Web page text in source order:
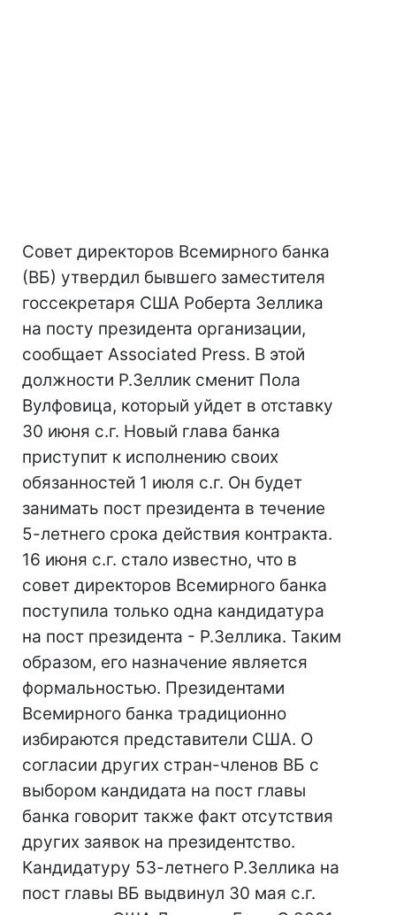
Совет директоров Всемирного банка
(ВБ) утвердил бывшего заместителя
госсекретаря США Роберта Зеллика
на посту президента организации,
сообщает Associated Press. В этой
должности Р.Зеллик сменит Пола
Вулфовица, который уйдет в отставку
30 июня с.г. Новый глава банка
приступит к исполнению своих
обязанностей 1 июля с.г. Он будет
занимать пост президента в течение
5-летнего срока действия контракта.
16 июня с.г. стало известно, что в
совет директоров Всемирного банка
поступила только одна кандидатура
на пост президента - Р.Зеллика. Таким
образом, его назначение является
формальностью. Президентами
Всемирного банка традиционно
избираются представители США. О
согласии других стран-членов ВБ с
выбором кандидата на пост главы
банка говорит также факт отсутствия
других заявок на президентство.
Кандидатуру 53-летнего Р.Зеллика на
пост главы ВБ выдвинул 30 мая с.г.